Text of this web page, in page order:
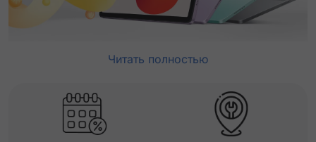
Читать полностью